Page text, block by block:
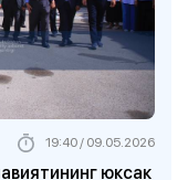
юксак
19:40 / 09.05.2026